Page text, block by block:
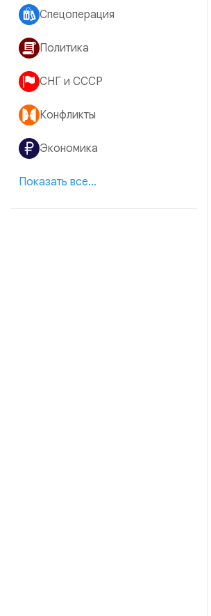
Спецоперация
Политика
СНГ и СССР
Конфликты
Экономика
Показать все...